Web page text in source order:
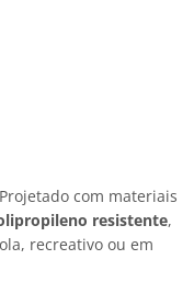
com materiais
resistente,
recreativo ou em